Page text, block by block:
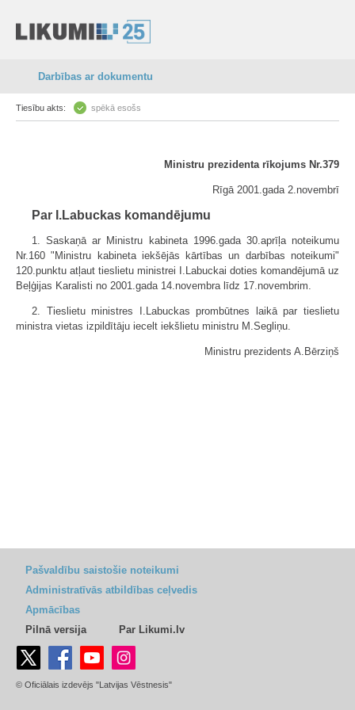
Darbības ar dokumentu
Tiesību akts: spēkā esošs
Ministru prezidenta rīkojums Nr.379
Rīgā 2001.gada 2.novembrī
Par I.Labuckas komandējumu
1. Saskaņā ar Ministru kabineta 1996.gada 30.aprīļa noteikumu
Nr.160 "Ministru kabineta iekšējās kārtības un darbības noteikumi"
120.punktu atļaut tieslietu ministrei I.Labuckai doties komandējumā uz
Beļģijas Karalisti no 2001.gada 14.novembra līdz 17.novembrim.
2. Tieslietu ministres I.Labuckas prombūtnes laikā par tieslietu
ministra vietas izpildītāju iecelt iekšlietu ministru M.Segliņu.
Ministru prezidents A.Bērziņš
Pašvaldību saistošie noteikumi
Administratīvās atbildības ceļvedis
Apmācības
Pilnā versija
Par Likumi.lv
© Oficiālais izdevējs "Latvijas Vēstnesis"